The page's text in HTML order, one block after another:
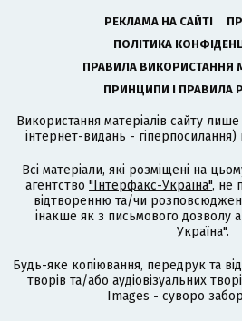
РЕКЛАМА НА САЙТІ
ПОЛІТИКА
ПРАВИЛА ВИКОРИСТАННЯ
ПРИНЦИПИ І ПРАВИЛА
Використання матеріалів сайту
інтернет-видань - гіперпосилання)
Всі матеріали, які розміщені на
агентство "Інтерфакс-Україна", не
відтворенню та/чи
інакше як з письмового дозволу
Україна".
Будь-яке копіювання, передрук та
творів та/або аудіовізуальних
Images - суворо